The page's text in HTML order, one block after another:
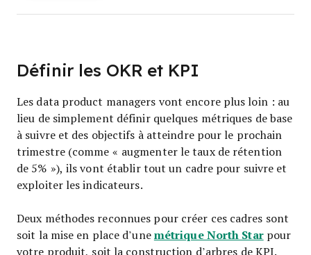
Définir les OKR et KPI
Les data product managers vont encore plus loin : au
lieu de simplement définir quelques métriques de base
à suivre et des objectifs à atteindre pour le prochain
trimestre (comme « augmenter le taux de rétention
de 5% »), ils vont établir tout un cadre pour suivre et
exploiter les indicateurs.
Deux méthodes reconnues pour créer ces cadres sont
soit la mise en place d’unemétrique North Starpour
votre produit, soit la construction d’arbres de KPI.